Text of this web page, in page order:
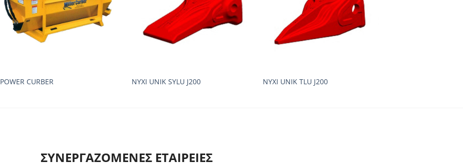
POWER CURBER ΝΥΧΙ UNIK SYLU J200 ΝΥΧΙ UNIK TLU J200
ΣΥΝΕΡΓΑΖΟΜΕΝΕΣ ΕΤΑΙΡΕΙΕΣ